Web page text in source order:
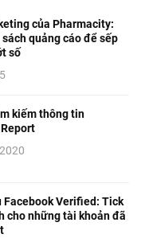
của Pharmacity:
quảng cáo để sếp
số
kiếm thông tin
Verified: Tick
cho những tài khoản đã